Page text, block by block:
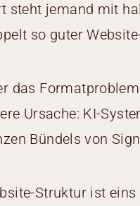
steht jemand mit
so guter
das
Ursache: KI-
Bündels von
Struktur ist